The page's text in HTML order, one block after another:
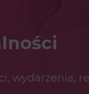
wydarzenia,